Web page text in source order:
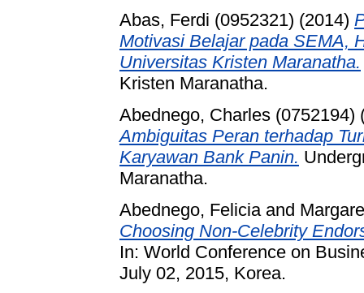
Abas, Ferdi (0952321) (2014)
Motivasi Belajar pada SEMA,
Universitas Kristen Maranatha.
Kristen Maranatha.
Abednego, Charles (0752194)
Ambiguitas Peran terhadap
Karyawan Bank Panin.
Maranatha.
Abednego, Felicia and
Choosing Non-Celebrity
In: World Conference on
July 02, 2015, Korea.